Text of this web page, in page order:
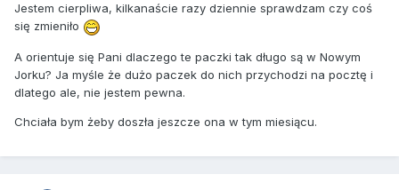
Jestem cierpliwa, kilkanaście razy dziennie sprawdzam czy coś
się zmieniło
A orientuje się Pani dlaczego te paczki tak długo są w Nowym
Jorku? Ja myśle że dużo paczek do nich przychodzi na pocztę i
dlatego ale, nie jestem pewna.
Chciała bym żeby doszła jeszcze ona w tym miesiącu.